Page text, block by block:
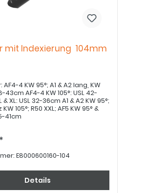
mit Indexierung 104mm
43cm AF4-4 KW 105°: USL 42-
XL: USL 32-36cm A1 & A2 KW 95°;
KW 105°; R50 XXL; AF5 KW 95° &
41cm
E8000600160-104
Details